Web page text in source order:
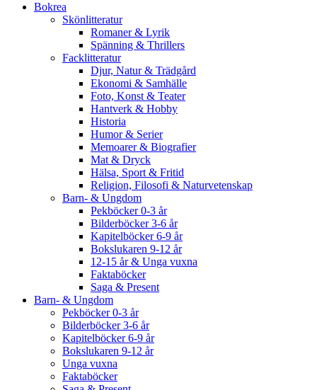
Bokrea
Skönlitteratur
Romaner & Lyrik
Spänning & Thrillers
Facklitteratur
Djur, Natur & Trädgård
Ekonomi & Samhälle
Foto, Konst & Teater
Hantverk & Hobby
Historia
Humor & Serier
Memoarer & Biografier
Mat & Dryck
Hälsa, Sport & Fritid
Religion, Filosofi & Naturvetenskap
Barn- & Ungdom
Pekböcker 0-3 år
Bilderböcker 3-6 år
Kapitelböcker 6-9 år
Bokslukaren 9-12 år
12-15 år & Unga vuxna
Faktaböcker
Saga & Present
Barn- & Ungdom
Pekböcker 0-3 år
Bilderböcker 3-6 år
Kapitelböcker 6-9 år
Bokslukaren 9-12 år
Unga vuxna
Faktaböcker